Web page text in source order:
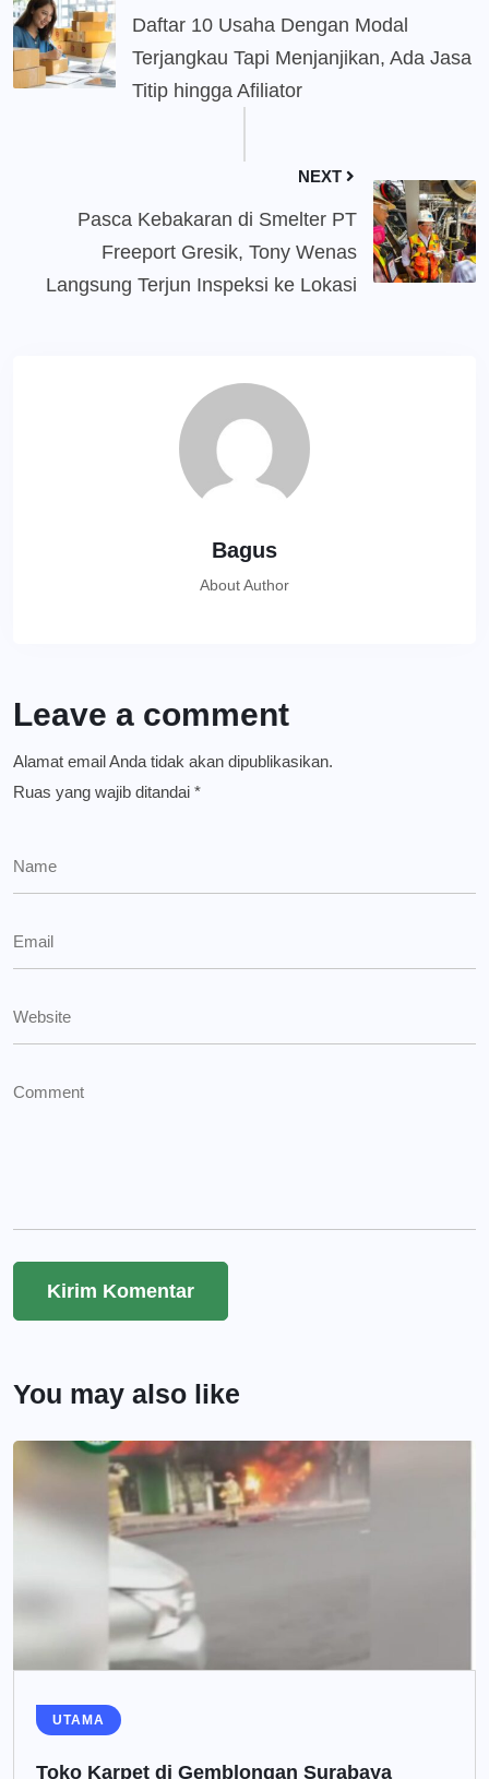
Daftar 10 Usaha Dengan Modal
Terjangkau Tapi Menjanjikan, Ada Jasa
Titip hingga Afiliator
NEXT
Pasca Kebakaran di Smelter PT
Freeport Gresik, Tony Wenas
Langsung Terjun Inspeksi ke Lokasi
Bagus
About Author
Leave a comment
Alamat email Anda tidak akan dipublikasikan.
Ruas yang wajib ditandai *
You may also like
UTAMA
Toko Karpet di Gemblongan Surabaya